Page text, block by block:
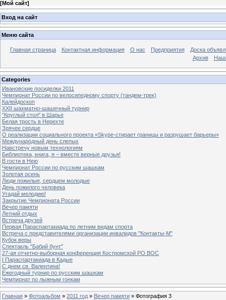
[Мой сайт]
Вход на сайт
Меню сайта
Главная страница Контактная информация О нас Предприятия
Доска
Архив
Categories
Ивановские посиделки 2011
Чемпионат России по велосипедному спорту (тандем-трек)
Калейдоскоп
XXII шахматно-шашечный турнир
"Круглый стол" в Шарье
Белая трость в Нерехте
Зрячее сердце
О реализации социального проекта «Skype-стирает границы и разрушает барьеры»
Международный день слепых
Навстречу новым технологиям
Библиотека, книга, я – вместе верные друзья!
В гости в Нею
Чемпионат России по русским шашкам
Золотая осень
Люди пожилые, сердцем молодые
День пожилого человека
Угадай мелодию!
Закрытие Чемпионата России
Вечер памяти
Летний отдых
Встреча друзей
Первая Параспартакиада по летним видам спорта
Встреча с представителями организации инвалидов "Контакты-М"
Кубок веры
Спектакль "Бабий бунт"
27-ая отчетно-выборная конференция Костромской РО ВОС
I Параспартакиада в Кадые
С днем св. Валентина!
Ежегодный турнир по русским шашкам
Чемпионат по лыжным гонкам
Главная » Фотоальбом » 2011 год » Вечер памяти » Фотография 3